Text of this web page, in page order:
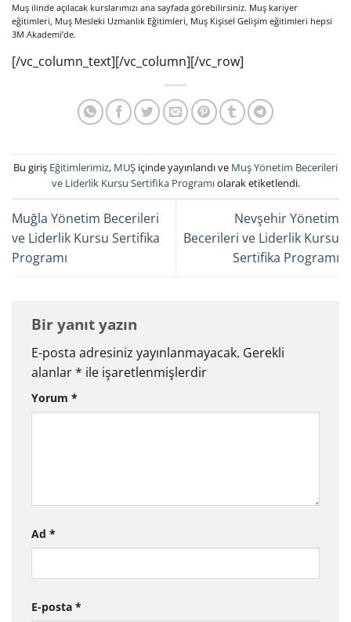
Muş ilinde açılacak kurslarımızı ana sayfada görebilirsiniz. Muş kariyer
eğitimleri, Muş Mesleki Uzmanlık Eğitimleri, Muş Kişisel Gelişim eğitimleri hepsi
3M Akademi’de.
[/vc_column_text][/vc_column][/vc_row]
Bu giriş Eğitimlerimiz, MUŞ içinde yayınlandı ve Muş Yönetim Becerileri
ve Liderlik Kursu Sertifika Programıolarak etiketlendi.
Muğla Yönetim Becerileri
ve Liderlik Kursu Sertifika
Programı
Nevşehir Yönetim
Becerileri ve Liderlik Kursu
Sertifika Programı
Bir yanıt yazın
E-posta adresiniz yayınlanmayacak. Gerekli
alanlar* ile işaretlenmişlerdir
Yorum *
Ad *
E-posta *